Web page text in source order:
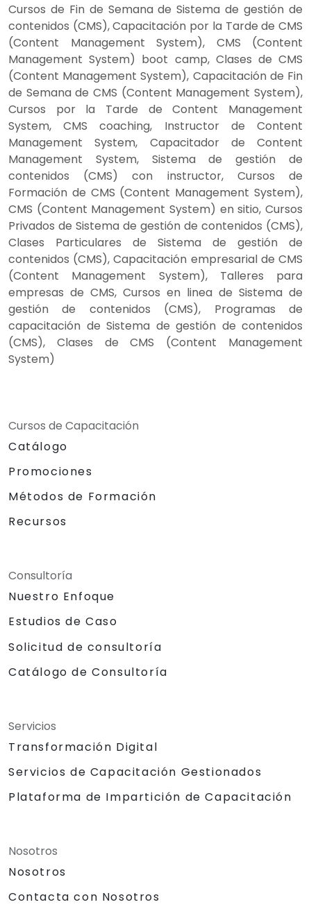
Cursos de Fin de Semana de Sistema de gestión de
contenidos (CMS), Capacitación por la Tarde de CMS
(Content Management System), CMS (Content
Management System) boot camp, Clases de CMS
(Content Management System), Capacitación de Fin
de Semana de CMS (Content Management System),
Cursos por la Tarde de Content Management
System, CMS coaching, Instructor de Content
Management System, Capacitador de Content
Management System, Sistema de gestión de
contenidos (CMS) con instructor, Cursos de
Formación de CMS (Content Management System),
CMS (Content Management System) en sitio, Cursos
Privados de Sistema de gestión de contenidos (CMS),
Clases Particulares de Sistema de gestión de
contenidos (CMS), Capacitación empresarial de CMS
(Content Management System), Talleres para
empresas de CMS, Cursos en linea de Sistema de
gestión de contenidos (CMS), Programas de
capacitación de Sistema de gestión de contenidos
(CMS), Clases de CMS (Content Management
System)
Cursos de Capacitación
Catálogo
Promociones
Métodos de Formación
Recursos
Consultoría
Nuestro Enfoque
Estudios de Caso
Solicitud de consultoría
Catálogo de Consultoría
Servicios
Transformación Digital
Servicios de Capacitación Gestionados
Plataforma de Impartición de Capacitación
Nosotros
Nosotros
Contacta con Nosotros